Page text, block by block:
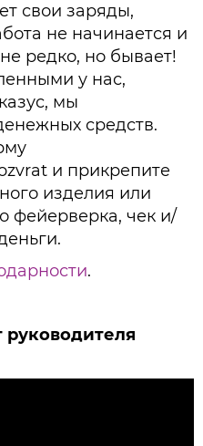
свои заряды,
не начинается и
редко, но бывает!
у нас,
мы
средств.
и прикрепите
изделия или
фейерверка, чек и/
.
руководителя